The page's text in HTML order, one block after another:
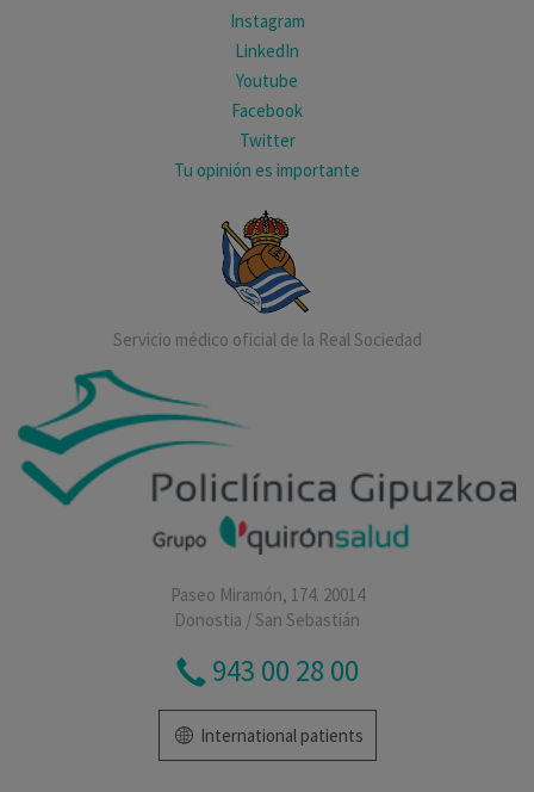
Instagram
LinkedIn
Youtube
Facebook
Twitter
Tu opinión es importante
Servicio médico oficial de la Real Sociedad
Paseo Miramón, 174. 20014
Donostia / San Sebastián
943 00 28 00
International patients